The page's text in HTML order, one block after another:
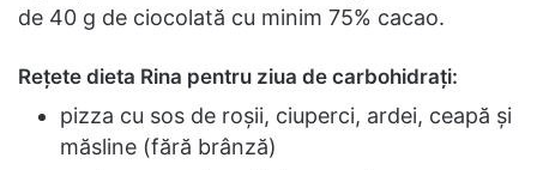
de 40 g de ciocolată cu minim 75% cacao.
Rețete dieta Rina pentru ziua de carbohidrați:
pizza cu sos de roșii, ciuperci, ardei, ceapă și
măsline (fără brânză)